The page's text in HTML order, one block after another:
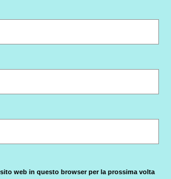
web in questo browser per la prossima volta